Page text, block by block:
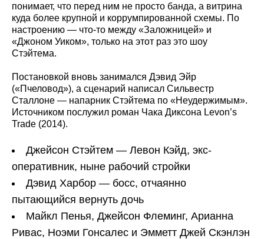
понимает, что перед ним не просто банда, а витрина
куда более крупной и коррумпированной схемы. По
настроению — что-то между «Заложницей» и
«Джоном Уиком», только на этот раз это шоу
Стэйтема.
Постановкой вновь занимался Дэвид Эйр
(«Пчеловод»), а сценарий написал Сильвестр
Сталлоне — напарник Стэйтема по «Неудержимым».
Источником послужил роман Чака Диксона Levon’s
Trade (2014).
Джейсон Стэйтем — Левон Кэйд, экс-
оперативник, ныне рабочий стройки
Дэвид Харбор — босс, отчаянно
пытающийся вернуть дочь
Майкл Пенья, Джейсон Флеминг, Арианна
Ривас, Ноэми Гонсалес и Эмметт Джей Скэнлэн